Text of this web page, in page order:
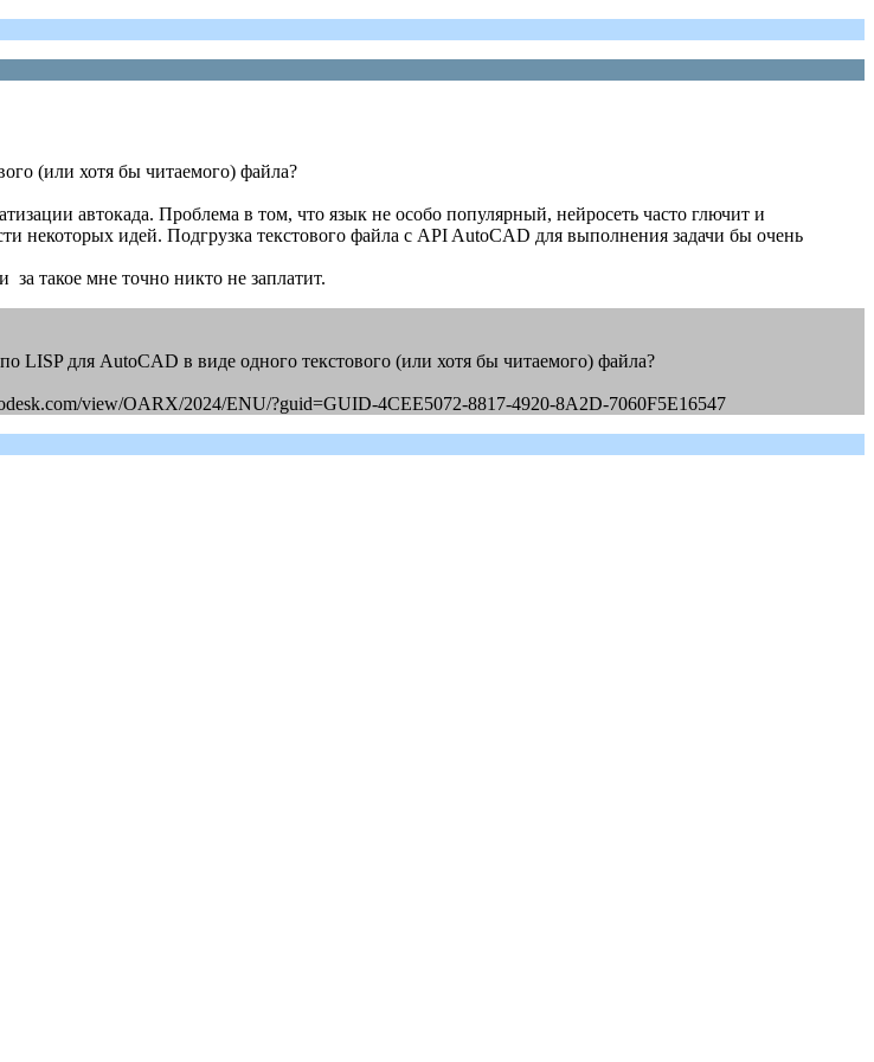
(или хотя бы читаемого) файла?
автокада. Проблема в том, что язык не особо популярный, нейросеть часто глючит и
идей. Подгрузка текстового файла с API AutoCAD для выполнения задачи бы очень
такое мне точно никто не заплатит.
LISP для AutoCAD в виде одного текстового (или хотя бы читаемого) файла?
view/OARX/2024/ENU/?guid=GUID-4CEE5072-8817-4920-8A2D-7060F5E16547